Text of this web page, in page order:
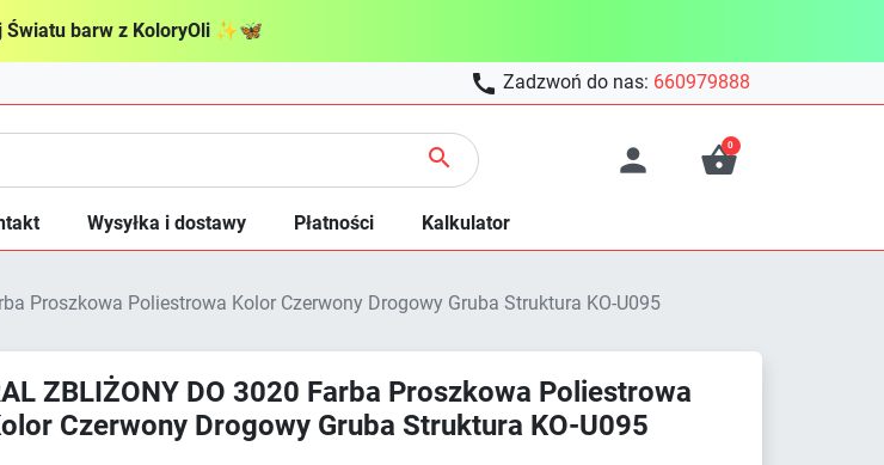
Światu barw z KoloryOli ✨🦋
 Zadzwoń do nas: 660979888
  
0
Wysyłka i dostawy Płatności Kalkulator
Proszkowa Poliestrowa Kolor Czerwony Drogowy Gruba Struktura KO-U095
ZBLIŻONY DO 3020 Farba Proszkowa Poliestrowa
Czerwony Drogowy Gruba Struktura KO-U095